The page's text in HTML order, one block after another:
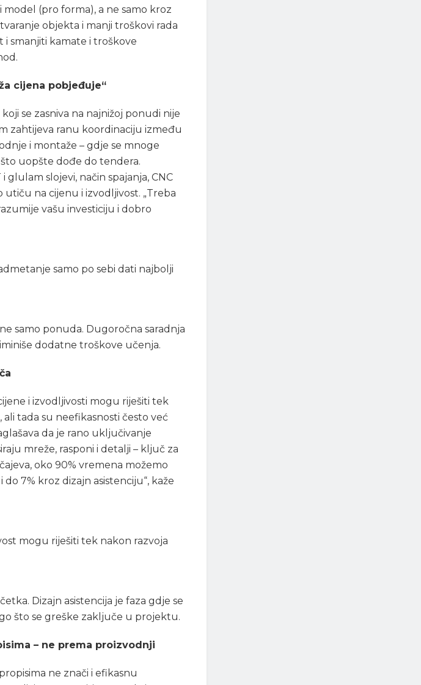
(pro forma), a ne samo kroz
objekta i manji troškovi rada
smanjiti kamate i troškove
cijena pobjeđuje“
se zasniva na najnižoj ponudi nije
zahtijeva ranu koordinaciju između
i montaže – gdje se mnoge
uopšte dođe do tendera.
glulam slojevi, način spajanja, CNC
na cijenu i izvodljivost. „Treba
vašu investiciju i dobro
samo po sebi dati najbolji
samo ponuda. Dugoročna saradnja
dodatne troškove učenja.
i izvodljivosti mogu riješiti tek
tada su neefikasnosti često već
da je rano uključivanje
mreže, rasponi i detalji – ključ za
oko 90% vremena možemo
7% kroz dizajn asistenciju“, kaže
mogu riješiti tek nakon razvoja
Dizajn asistencija je faza gdje se
što se greške zaključe u projektu.
– ne prema proizvodnji
ne znači i efikasnu